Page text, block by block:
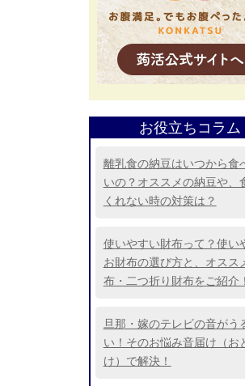
お役立ちコラム
離乳食の納豆はいつから食
いの？オススメの納豆や、
くれない時の対策は？
使いやすい財布って？使い
お財布の選び方と、オスス
布・二つ折り財布をご紹介！
旦那・嫁のテレビの音がう
い！そのお悩み音届け（お
け）で解決！